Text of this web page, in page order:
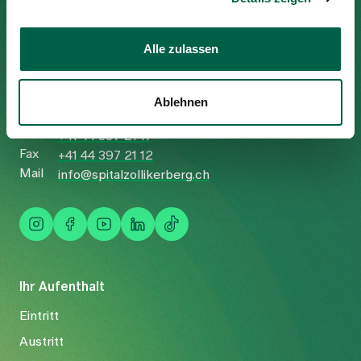
Alle zulassen
Ablehnen
Ihr Aufenthalt
Eintritt
Austritt
+41 44 397 21 11
Fax
+41 44 397 21 12
Mail
info@spitalzollikerberg.ch